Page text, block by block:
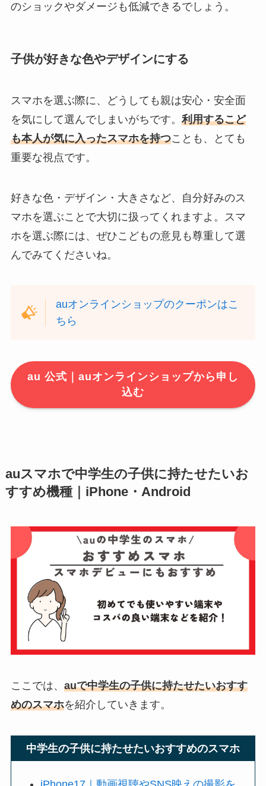
のショックやダメージも低減できるでしょう。
子供が好きな色やデザインにする
スマホを選ぶ際に、どうしても親は安心・安全面
を気にして選んでしまいがちです。 利用するこど
も本人が気に入ったスマホを持つことも、とても
重要な視点です。
好きな色・デザイン・大きさなど、自分好みのス
マホを選ぶことで大切に扱ってくれますよ。スマ
ホを選ぶ際には、ぜひこどもの意見も尊重して選
んでみてくださいね。
auオンラインショップのクーポンはこ
ちら
au 公式｜auオンラインショップから申し
込む
auスマホで中学生の子供に持たせたいお
すすめ機種｜iPhone・Android
ここでは、 auで中学生の子供に持たせたいおすす
めのスマホを紹介していきます。
中学生の子供に持たせたいおすすめのスマホ